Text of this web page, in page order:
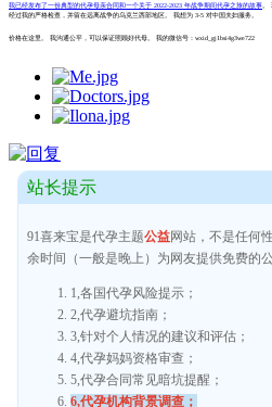
我已经发布了一份典型的代孕母亲合同和一个关于 2022-2023 年战争期间代孕之旅的故事
经过我的严格检查，并留在远离战争的乌克兰西部地区。 我想为 3-5 对中国夫妇服务。
价格在这里。 我沟通公平，可以保证照顾好代母。 我的微信号：wxid_gj1bsi4g3we722
站长提示
91喜来宝是代孕主题公益网站，不是任何
余时间（一般是晚上）为网友提供免费的公
1,各国代孕风险提示；
2,代孕避坑指南；
3,针对个人情况的建议和评估；
4,代孕妈妈资格审查；
5,代孕合同常见暗坑提醒；
6,代孕机构背景调查；